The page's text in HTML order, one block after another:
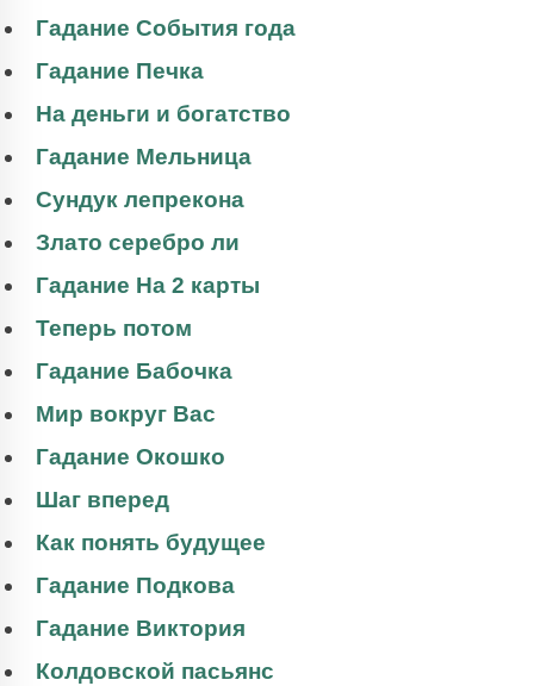
Гадание События года
Гадание Печка
На деньги и богатство
Гадание Мельница
Сундук лепрекона
Злато серебро ли
Гадание На 2 карты
Теперь потом
Гадание Бабочка
Мир вокруг Вас
Гадание Окошко
Шаг вперед
Как понять будущее
Гадание Подкова
Гадание Виктория
Колдовской пасьянс